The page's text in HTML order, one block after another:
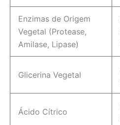
Enzimas de Origem
Vegetal (Protease,
Amilase, Lipase)
Glicerina Vegetal
Ácido Cítrico